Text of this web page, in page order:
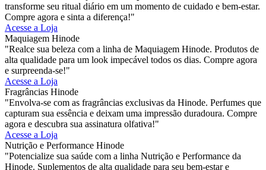
transforme seu ritual diário em um momento de cuidado e bem-estar.
Compre agora e sinta a diferença!"
Acesse a Loja
Maquiagem Hinode
"Realce sua beleza com a linha de Maquiagem Hinode. Produtos de
alta qualidade para um look impecável todos os dias. Compre agora
e surpreenda-se!"
Acesse a Loja
Fragrâncias Hinode
"Envolva-se com as fragrâncias exclusivas da Hinode. Perfumes que
capturam sua essência e deixam uma impressão duradoura. Compre
agora e descubra sua assinatura olfativa!"
Acesse a Loja
Nutrição e Performance Hinode
"Potencialize sua saúde com a linha Nutrição e Performance da
Hinode. Suplementos de alta qualidade para seu bem-estar e